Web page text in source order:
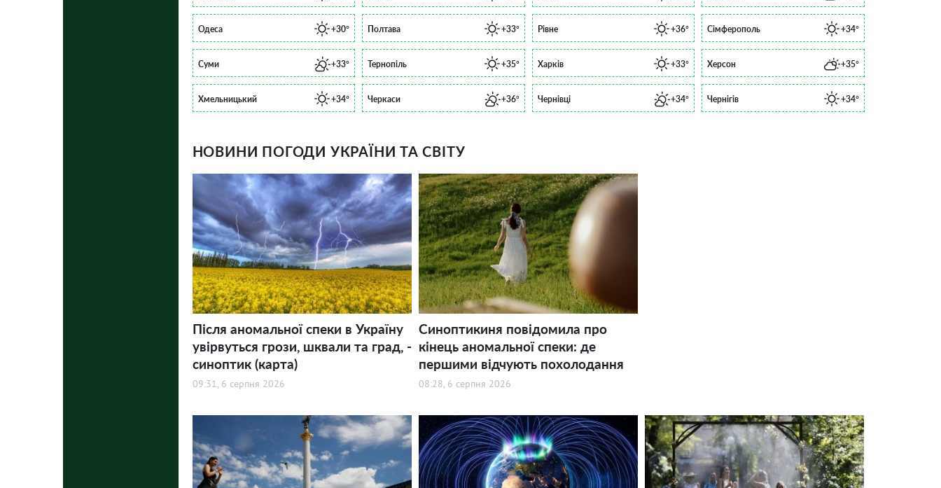
Одеса +30° Полтава +33° Рівне +36° Сімферополь +34°
Суми +33° Тернопіль +35° Харків +33° Херсон +35°
Хмельницький +34° Черкаси +36° Чернівці +34° Чернігів +34°
НОВИНИ ПОГОДИ УКРАЇНИ ТА СВІТУ
Після аномальної спеки в Україну
увірвуться грози, шквали та град, -
синоптик (карта)
09:31, 6 серпня 2026
Синоптикиня повідомила про
кінець аномальної спеки: де
першими відчують похолодання
08:28, 6 серпня 2026